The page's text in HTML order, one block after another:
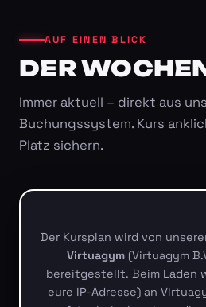
AUF EINEN BLICK
DER
Immer aktuell – direkt aus
Buchungssystem. Kurs
Platz sichern.
Der Kursplan wird von
Virtuagym(Virtuagym
bereitgestellt. Beim Laden
eure IP-Adresse) an